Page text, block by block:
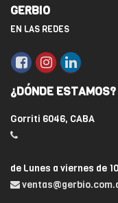
GERBIO
EN LAS REDES
¿DÓNDE ESTAMOS?
Gorriti 6046, CABA
de Lunes a viernes de